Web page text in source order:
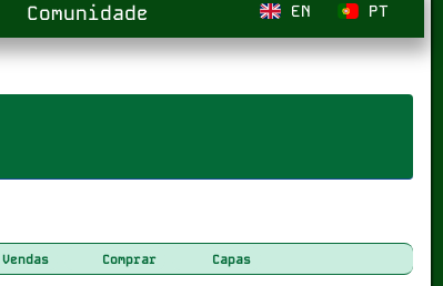
Comunidade PT
EN
Vendas Comprar Capas